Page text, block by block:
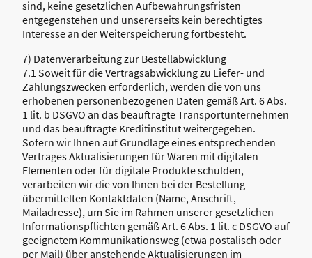
sind, keine gesetzlichen Aufbewahrungsfristen
entgegenstehen und unsererseits kein berechtigtes
Interesse an der Weiterspeicherung fortbesteht.
7) Datenverarbeitung zur Bestellabwicklung
7.1 Soweit für die Vertragsabwicklung zu Liefer- und
Zahlungszwecken erforderlich, werden die von uns
erhobenen personenbezogenen Daten gemäß Art. 6 Abs.
1 lit. b DSGVO an das beauftragte Transportunternehmen
und das beauftragte Kreditinstitut weitergegeben.
Sofern wir Ihnen auf Grundlage eines entsprechenden
Vertrages Aktualisierungen für Waren mit digitalen
Elementen oder für digitale Produkte schulden,
verarbeiten wir die von Ihnen bei der Bestellung
übermittelten Kontaktdaten (Name, Anschrift,
Mailadresse), um Sie im Rahmen unserer gesetzlichen
Informationspflichten gemäß Art. 6 Abs. 1 lit. c DSGVO auf
geeignetem Kommunikationsweg (etwa postalisch oder
per Mail) über anstehende Aktualisierungen im